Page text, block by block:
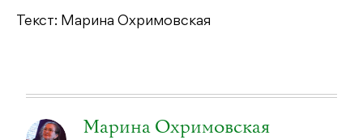
Текст: Марина Охримовская
Марина Охримовская